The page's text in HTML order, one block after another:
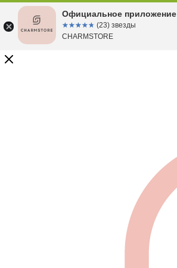
Официальное приложение
☆☆☆☆☆
★★★★★ (23) звезды
CHARMSTORE